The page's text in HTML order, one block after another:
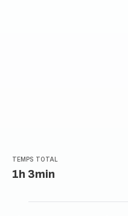
TEMPS TOTAL
1h 3min